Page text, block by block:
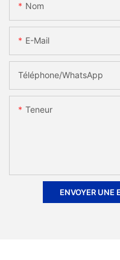
Nom
E-Mail
Téléphone/WhatsApp
Teneur
ENVOYER UNE